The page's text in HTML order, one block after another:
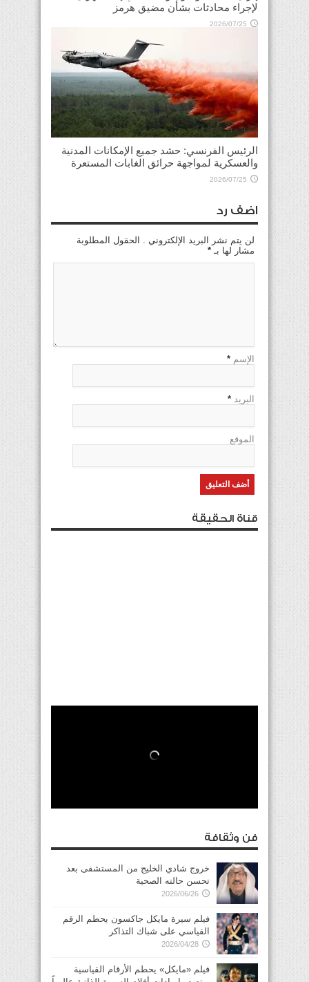
لإجراء محادثات بشأن مضيق هرمز
2026/07/25
الرئيس الفرنسي: حشد جميع الإمكانات المدنية
والعسكرية لمواجهة حرائق الغابات المستعرة
2026/07/25
اضف رد
لن يتم نشر البريد الإلكتروني . الحقول المطلوبة
مشار لها بـ *
الإسم *
البريد *
الموقع
قناة الحقيقة
فن وثقافة
خروج شادي الخليج من المستشفى بعد
تحسن حالته الصحية
2026/06/26
فيلم سيرة مايكل جاكسون يحطم الرقم
القياسي على شباك التذاكر
2026/04/28
فيلم «مايكل» يحطم الأرقام القياسية